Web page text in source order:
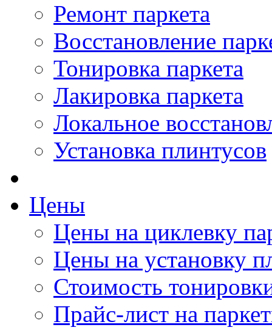
Ремонт паркета
Восстановление
Тонировка паркета
Лакировка паркета
Локальное
Установка плинтусов
Цены
Цены на циклевку
Цены на установку
Стоимость
Прайс-лист на